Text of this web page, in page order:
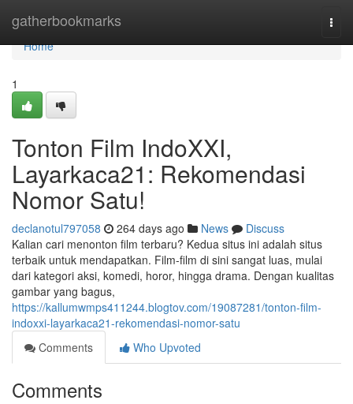
gatherbookmarks
Home
Home
1
Tonton Film IndoXXI,
Layarkaca21: Rekomendasi
Nomor Satu!
declanotul797058 264 days ago News
Discuss
Kalian cari menonton film terbaru? Kedua situs ini adalah situs
terbaik untuk mendapatkan. Film-film di sini sangat luas, mulai
dari kategori aksi, komedi, horor, hingga drama. Dengan kualitas
gambar yang bagus,
https://kallumwmps411244.blogtov.com/19087281/tonton-film-
indoxxi-layarkaca21-rekomendasi-nomor-satu
Comments
Who Upvoted
Comments